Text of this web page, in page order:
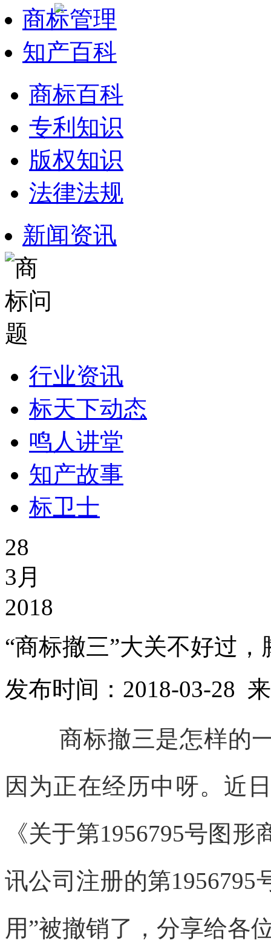
商标管理
知产百科
商标百科
专利知识
版权知识
法律法规
新闻资讯
行业资讯
标天下动态
鸣人讲堂
知产故事
标卫士
28
3月
2018
“商标撤三”大关不好过
发布时间：2018-03-28
商标撤三是怎样的
因为正在经历中呀。近
《关于第1956795号图
讯公司注册的第1956795
用”被撤销了，分享给各